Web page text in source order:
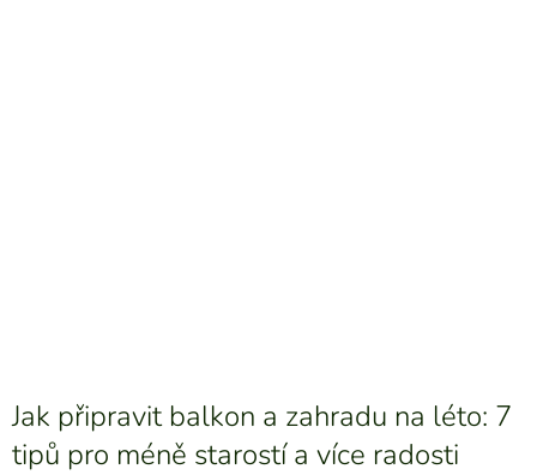
Jak připravit balkon a zahradu na léto: 7
tipů pro méně starostí a více radosti